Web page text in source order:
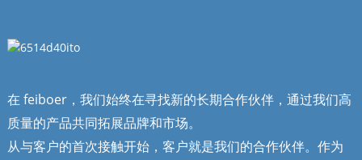
在 feiboer，我们始终在寻找新的长期合作伙伴，通过我们高
质量的产品共同拓展品牌和市场。
从与客户的首次接触开始，客户就是我们的合作伙伴。作为